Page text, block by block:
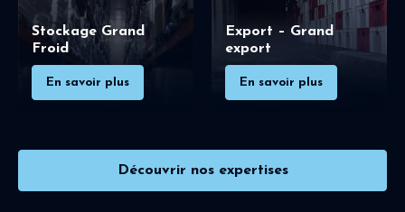
Stockage Grand
Froid
En savoir plus
Export – Grand
export
En savoir plus
Découvrir nos expertises